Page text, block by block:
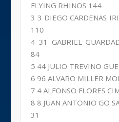
FLYING RHINOS 144
3 3 DIEGO CARDENAS
110
4 31 GABRIEL
84
5 44 JULIO TREVINO
6 96 ALVARO MILLER
7 4 ALFONSO FLORES
8 8 JUAN ANTONIO GO
31